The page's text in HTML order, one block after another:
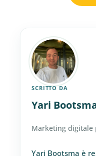
SCRITTO DA
Yari
Marketing digitale
Yari Bootsma è